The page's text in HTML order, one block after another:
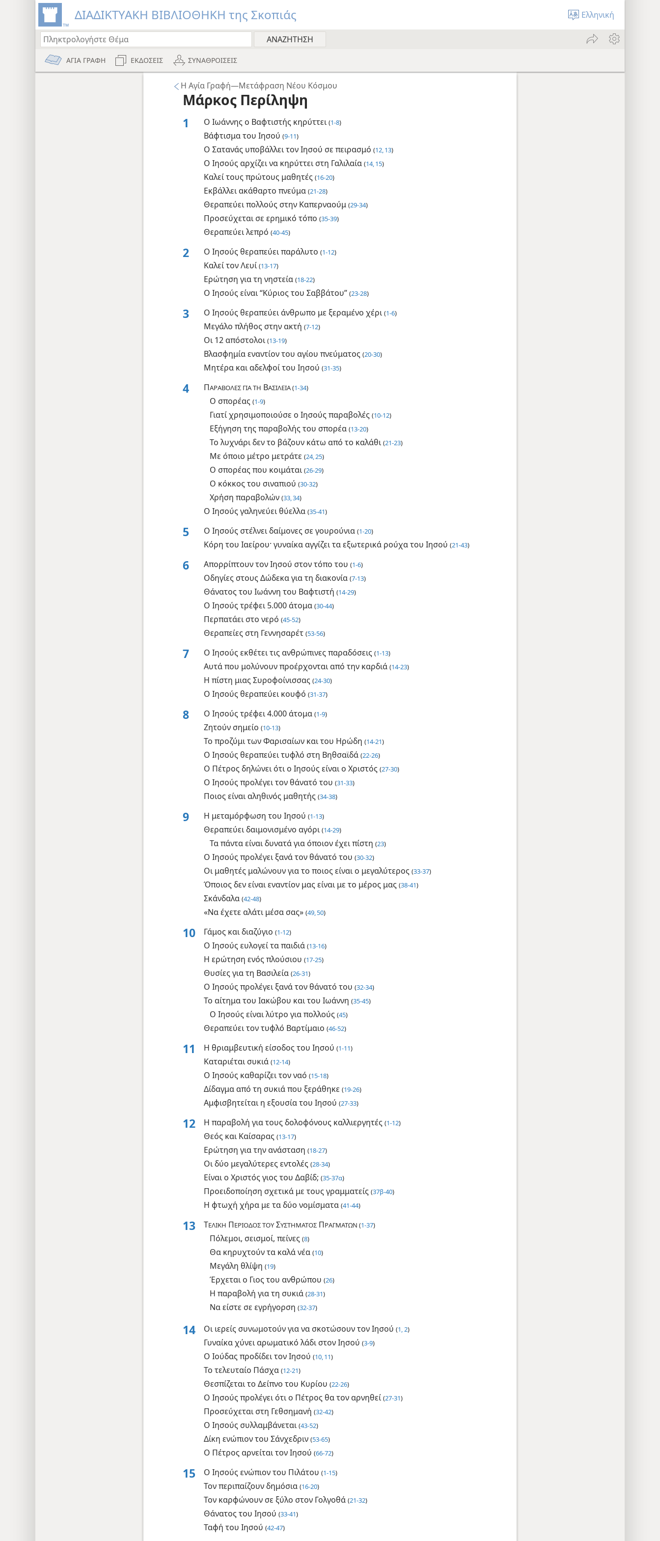
ΔΙΑΔΙΚΤΥΑΚΗ ΒΙΒΛΙΟΘΗΚΗ της Σκοπιάς Ελληνική
ΑΓΙΑ ΓΡΑΦΗ ΕΚΔΟΣΕΙΣ ΣΥΝΑΘΡΟΙΣΕΙΣ
Η Αγία Γραφή—Μετάφραση Νέου Κόσμου
Μάρκος Περίληψη
1 Ο Ιωάννης ο Βαφτιστής κηρύττει (1-8)
Βάφτισμα του Ιησού (9-11)
Ο Σατανάς υποβάλλει τον Ιησού σε πειρασμό (12, 13)
Ο Ιησούς αρχίζει να κηρύττει στη Γαλιλαία (14, 15)
Καλεί τους πρώτους μαθητές (16-20)
Εκβάλλει ακάθαρτο πνεύμα (21-28)
Θεραπεύει πολλούς στην Καπερναούμ (29-34)
Προσεύχεται σε ερημικό τόπο (35-39)
Θεραπεύει λεπρό (40-45)
2 Ο Ιησούς θεραπεύει παράλυτο (1-12)
Καλεί τον Λευί (13-17)
Ερώτηση για τη νηστεία (18-22)
Ο Ιησούς είναι “Κύριος του Σαββάτου” (23-28)
3 Ο Ιησούς θεραπεύει άνθρωπο με ξεραμένο χέρι (1-6)
Μεγάλο πλήθος στην ακτή (7-12)
Οι 12 απόστολοι (13-19)
Βλασφημία εναντίον του αγίου πνεύματος (20-30)
Μητέρα και αδελφοί του Ιησού (31-35)
4 ΠΑΡΑΒΟΛΕΣ ΓΙΑ ΤΗ ΒΑΣΙΛΕΙΑ (1-34)
Ο σπορέας (1-9)
Γιατί χρησιμοποιούσε ο Ιησούς παραβολές (10-12)
Εξήγηση της παραβολής του σπορέα (13-20)
Το λυχνάρι δεν το βάζουν κάτω από το καλάθι (21-23)
Με όποιο μέτρο μετράτε (24, 25)
Ο σπορέας που κοιμάται (26-29)
Ο κόκκος του σιναπιού (30-32)
Χρήση παραβολών (33, 34)
Ο Ιησούς γαληνεύει θύελλα (35-41)
5 Ο Ιησούς στέλνει δαίμονες σε γουρούνια (1-20)
Κόρη του Ιαείρου· γυναίκα αγγίζει τα εξωτερικά ρούχα του Ιησού (21-43)
6 Απορρίπτουν τον Ιησού στον τόπο του (1-6)
Οδηγίες στους Δώδεκα για τη διακονία (7-13)
Θάνατος του Ιωάννη του Βαφτιστή (14-29)
Ο Ιησούς τρέφει 5.000 άτομα (30-44)
Περπατάει στο νερό (45-52)
Θεραπείες στη Γεννησαρέτ (53-56)
7 Ο Ιησούς εκθέτει τις ανθρώπινες παραδόσεις (1-13)
Αυτά που μολύνουν προέρχονται από την καρδιά (14-23)
Η πίστη μιας Συροφοίνισσας (24-30)
Ο Ιησούς θεραπεύει κουφό (31-37)
8 Ο Ιησούς τρέφει 4.000 άτομα (1-9)
Ζητούν σημείο (10-13)
Το προζύμι των Φαρισαίων και του Ηρώδη (14-21)
Ο Ιησούς θεραπεύει τυφλό στη Βηθσαϊδά (22-26)
Ο Πέτρος δηλώνει ότι ο Ιησούς είναι ο Χριστός (27-30)
Ο Ιησούς προλέγει τον θάνατό του (31-33)
Ποιος είναι αληθινός μαθητής (34-38)
9 Η μεταμόρφωση του Ιησού (1-13)
Θεραπεύει δαιμονισμένο αγόρι (14-29)
Τα πάντα είναι δυνατά για όποιον έχει πίστη (23)
Ο Ιησούς προλέγει ξανά τον θάνατό του (30-32)
Οι μαθητές μαλώνουν για το ποιος είναι ο μεγαλύτερος (33-37)
Όποιος δεν είναι εναντίον μας είναι με το μέρος μας (38-41)
Σκάνδαλα (42-48)
«Να έχετε αλάτι μέσα σας» (49, 50)
10 Γάμος και διαζύγιο (1-12)
Ο Ιησούς ευλογεί τα παιδιά (13-16)
Η ερώτηση ενός πλούσιου (17-25)
Θυσίες για τη Βασιλεία (26-31)
Ο Ιησούς προλέγει ξανά τον θάνατό του (32-34)
Το αίτημα του Ιακώβου και του Ιωάννη (35-45)
Ο Ιησούς είναι λύτρο για πολλούς (45)
Θεραπεύει τον τυφλό Βαρτίμαιο (46-52)
11 Η θριαμβευτική είσοδος του Ιησού (1-11)
Καταριέται συκιά (12-14)
Ο Ιησούς καθαρίζει τον ναό (15-18)
Δίδαγμα από τη συκιά που ξεράθηκε (19-26)
Αμφισβητείται η εξουσία του Ιησού (27-33)
12 Η παραβολή για τους δολοφόνους καλλιεργητές (1-12)
Θεός και Καίσαρας (13-17)
Ερώτηση για την ανάσταση (18-27)
Οι δύο μεγαλύτερες εντολές (28-34)
Είναι ο Χριστός γιος του Δαβίδ; (35-37α)
Προειδοποίηση σχετικά με τους γραμματείς (37β-40)
Η φτωχή χήρα με τα δύο νομίσματα (41-44)
13 ΤΕΛΙΚΗ ΠΕΡΙΟΔΟΣ ΤΟΥΣΥΣΤΗΜΑΤΟΣΠΡΑΓΜΑΤΩΝ (1-37)
Πόλεμοι, σεισμοί, πείνες (8)
Θα κηρυχτούν τα καλά νέα (10)
Μεγάλη θλίψη (19)
Έρχεται ο Γιος του ανθρώπου (26)
Η παραβολή για τη συκιά (28-31)
Να είστε σε εγρήγορση (32-37)
14 Οι ιερείς συνωμοτούν για να σκοτώσουν τον Ιησού (1, 2)
Γυναίκα χύνει αρωματικό λάδι στον Ιησού (3-9)
Ο Ιούδας προδίδει τον Ιησού (10, 11)
Το τελευταίο Πάσχα (12-21)
Θεσπίζεται το Δείπνο του Κυρίου (22-26)
Ο Ιησούς προλέγει ότι ο Πέτρος θα τον αρνηθεί (27-31)
Προσεύχεται στη Γεθσημανή (32-42)
Ο Ιησούς συλλαμβάνεται (43-52)
Δίκη ενώπιον του Σάνχεδριν (53-65)
Ο Πέτρος αρνείται τον Ιησού (66-72)
15 Ο Ιησούς ενώπιον του Πιλάτου (1-15)
Τον περιπαίζουν δημόσια (16-20)
Τον καρφώνουν σε ξύλο στον Γολγοθά (21-32)
Θάνατος του Ιησού (33-41)
Ταφή του Ιησού (42-47)